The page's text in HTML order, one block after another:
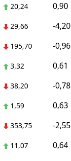
20,24 0,90
29,66 -4,20
195,70 -0,96
3,32 0,61
38,20 -0,78
1,59 0,63
353,75 -2,55
11,07 0,64